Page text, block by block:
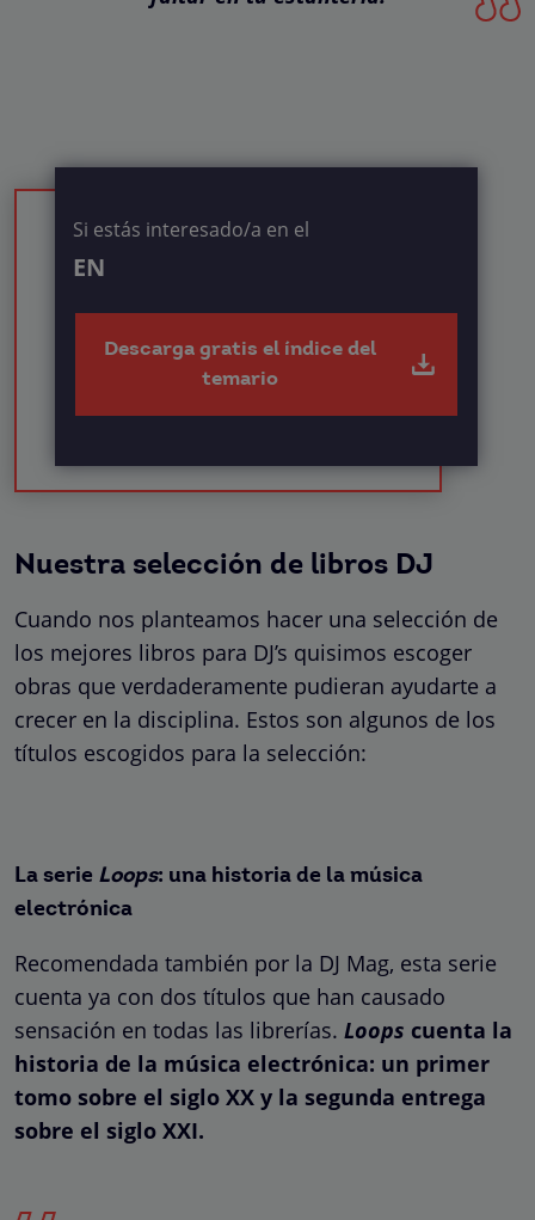
Si estás interesado/a en el
EN
Descarga gratis el índice del
temario
Nuestra selección de libros DJ
Cuando nos planteamos hacer una selección de
los mejores libros para DJ’s quisimos escoger
obras que verdaderamente pudieran ayudarte a
crecer en la disciplina. Estos son algunos de los
títulos escogidos para la selección:
La serie Loops: una historia de la música
electrónica
Recomendada también por la DJ Mag, esta serie
cuenta ya con dos títulos que han causado
sensación en todas las librerías. Loops cuenta la
historia de la música electrónica: un primer
tomo sobre el siglo XX y la segunda entrega
sobre el siglo XXI.